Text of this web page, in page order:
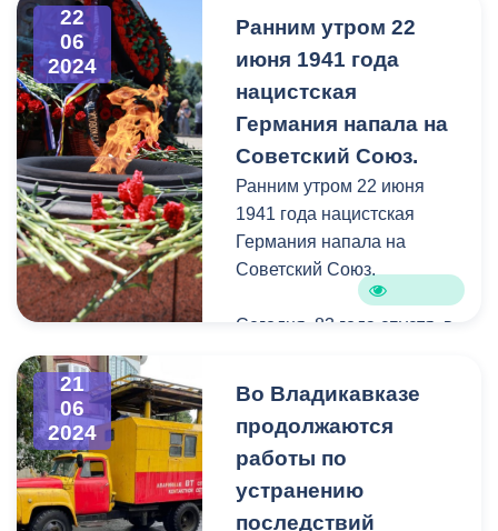
22
06
2024
Ранним утром 22
июня 1941 года
нацистская
Германия напала на
Советский Союз.
Ранним утром 22 июня
1941 года нацистская
Германия напала на
Советский Союз.
Сегодня, 83 года спустя, в
цветы легли к подножию
стелы на Мемориале
Славы.
В траурном возложении
21
06
2024
Во Владикавказе
продолжаются
работы по
устранению
последствий